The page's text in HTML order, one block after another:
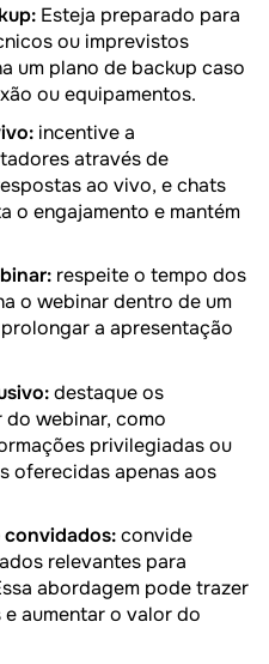
Esteja preparado para
ou imprevistos
um plano de backup caso
ou equipamentos.
incentive a
através de
ao vivo, e chats
o engajamento e mantém
respeite o tempo dos
o webinar dentro de um
a apresentação
destaque os
webinar, como
privilegiadas ou
oferecidas apenas aos
convidados:convide
relevantes para
abordagem pode trazer
aumentar o valor do